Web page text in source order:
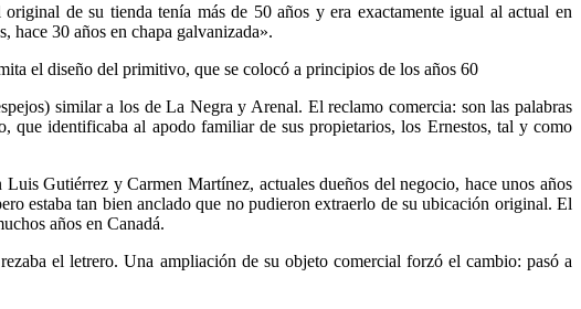
de su tienda tenía más de 50 años y era exactamente igual al actual en
30 años en chapa galvanizada».
el diseño del primitivo, que se colocó a principios de los años 60
similar a los de La Negra y Arenal. El reclamo comercia: son las palabras
que identificaba al apodo familiar de sus propietarios, los Ernestos, tal y como
Gutiérrez y Carmen Martínez, actuales dueños del negocio, hace unos años
estaba tan bien anclado que no pudieron extraerlo de su ubicación original. El
años en Canadá.
el letrero. Una ampliación de su objeto comercial forzó el cambio: pasó a